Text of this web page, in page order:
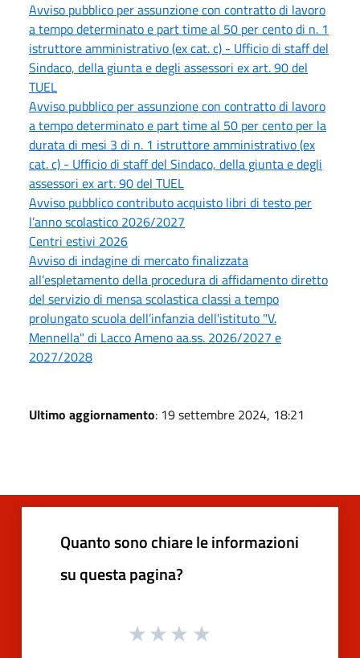
Avviso pubblico per assunzione con contratto di lavoro
a tempo determinato e part time al 50 per cento di n. 1
istruttore amministrativo (ex cat. c) - Ufficio di staff del
Sindaco, della giunta e degli assessori ex art. 90 del
TUEL
Avviso pubblico per assunzione con contratto di lavoro
a tempo determinato e part time al 50 per cento per la
durata di mesi 3 di n. 1 istruttore amministrativo (ex
cat. c) - Ufficio di staff del Sindaco, della giunta e degli
assessori ex art. 90 del TUEL
Avviso pubblico contributo acquisto libri di testo per
l’anno scolastico 2026/2027
Centri estivi 2026
Avviso di indagine di mercato finalizzata
all’espletamento della procedura di affidamento diretto
del servizio di mensa scolastica classi a tempo
prolungato scuola dell’infanzia dell'istituto "V.
Mennella" di Lacco Ameno aa.ss. 2026/2027 e
2027/2028
Ultimo aggiornamento: 19 settembre 2024, 18:21
Quanto sono chiare le informazioni
su questa pagina?